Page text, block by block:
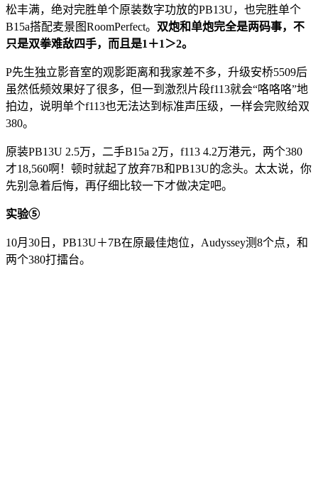
松丰满，绝对完胜单个原装数字功放的PB13U，也完胜单个
B15a搭配麦景图RoomPerfect。 双炮和单炮完全是两码事，不
只是双拳难敌四手，而且是1＋1＞2。
P先生独立影音室的观影距离和我家差不多，升级安桥5509后
虽然低频效果好了很多，但一到激烈片段f113就会“咯咯咯”地
拍边，说明单个f113也无法达到标准声压级，一样会完败给双
380。
原装PB13U 2.5万，二手B15a 2万，f113 4.2万港元，两个380
才18,560啊！顿时就起了放弃7B和PB13U的念头。太太说，你
先别急着后悔，再仔细比较一下才做决定吧。
实验⑤
10月30日，PB13U＋7B在原最佳炮位，Audyssey测8个点，和
两个380打擂台。